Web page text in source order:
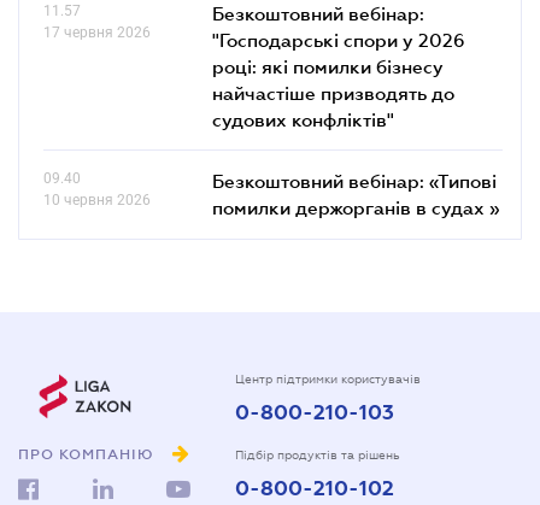
11.57
17 червня 2026
Безкоштовний вебінар:
"Господарські спори у 2026
році: які помилки бізнесу
найчастіше призводять до
судових конфліктів"
09.40
10 червня 2026
Безкоштовний вебінар: «Типові
помилки держорганів в судах »
ПРО КОМПАНІЮ
Центр підтримки користувачів
0-800-210-103
Підбір продуктів та рішень
0-800-210-102